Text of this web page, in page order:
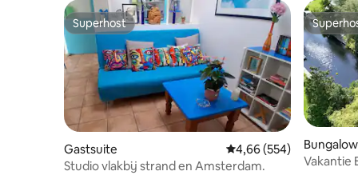
Superhost
Superhost
Gastsuite Gemiddelde
4,66 (554)
Studio vlakbij strand en Amsterdam.
Bungalow
Vakantie